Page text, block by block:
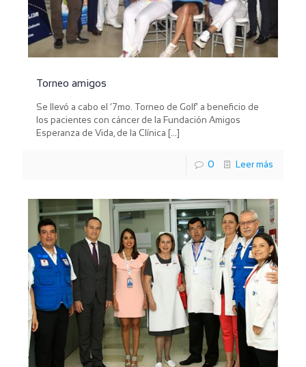
Torneo amigos
Se llevó a cabo el ‘7mo. Torneo de Golf’ a beneficio de
los pacientes con cáncer de la Fundación Amigos
Esperanza de Vida, de la Clínica […]
0 Leer más